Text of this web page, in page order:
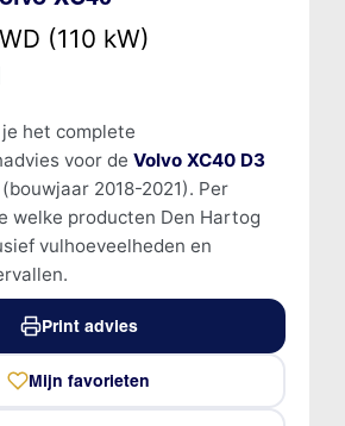
(110 kW)
het complete
voor de Volvo XC40 D3
(bouwjaar 2018-2021). Per
welke producten Den Hartog
vulhoeveelheden en
Print advies
Mijn favorieten